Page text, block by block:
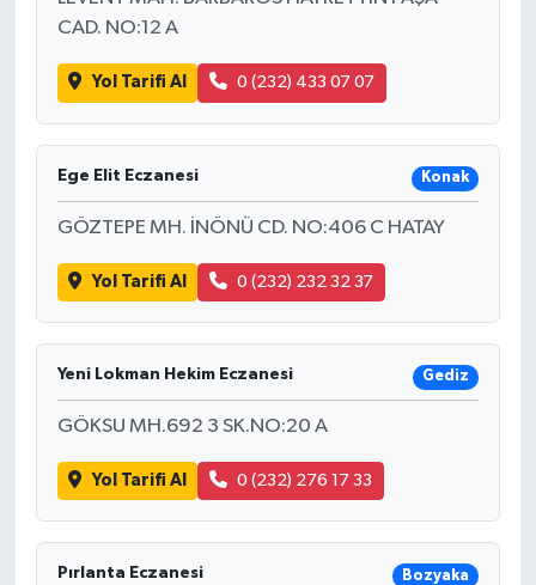
CAD. NO:12 A
Yol Tarifi Al 0 (232) 433 07 07
Ege Elit Eczanesi Konak
GÖZTEPE MH. İNÖNÜ CD. NO:406 C HATAY
Yol Tarifi Al 0 (232) 232 32 37
Yeni Lokman Hekim Eczanesi Gediz
GÖKSU MH.692 3 SK.NO:20 A
Yol Tarifi Al 0 (232) 276 17 33
Pırlanta Eczanesi Bozyaka